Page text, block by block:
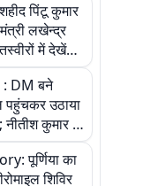
पिंटू कुमार
लखेन्द्र
में देखें
की पूरी
: DM बने
उठाया
कुमार के
को
पूर्णिया का
शिविर